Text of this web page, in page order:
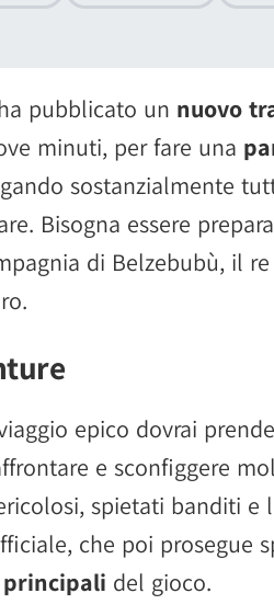
pubblicato un nuovo
minuti, per fare una
sostanzialmente
Bisogna essere
di Belzebubù, il
epico dovrai
e sconfiggere
spietati banditi e
che poi prosegue
del gioco.